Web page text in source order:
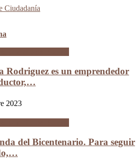
Rodriguez es un emprendedor
2023
del Bicentenario. Para seguir